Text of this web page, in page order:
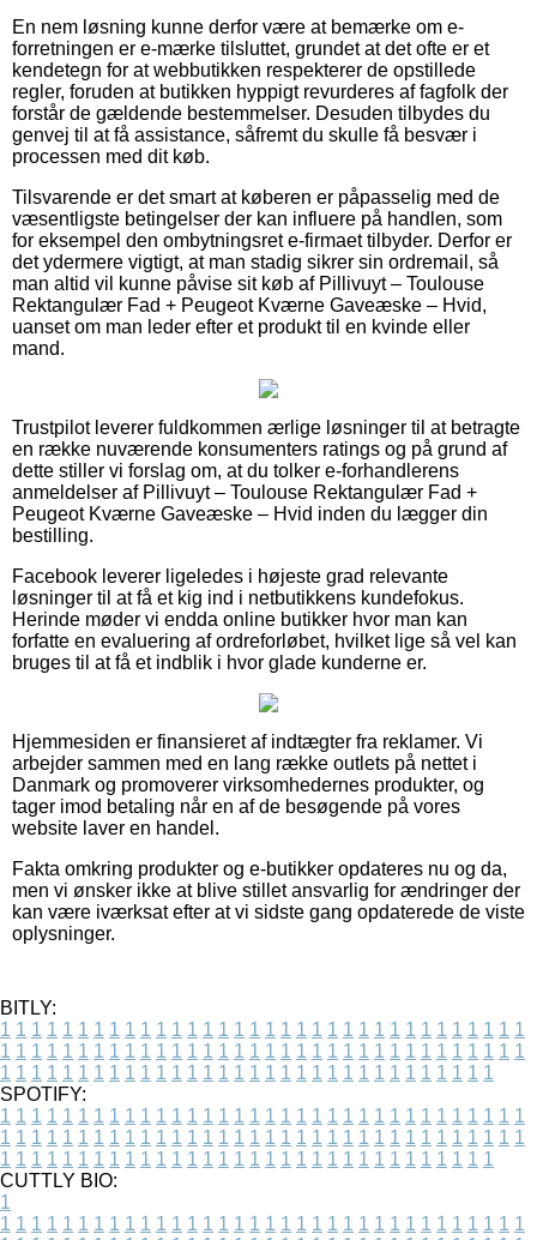
En nem løsning kunne derfor være at bemærke om e-
forretningen er e-mærke tilsluttet, grundet at det ofte er et
kendetegn for at webbutikken respekterer de opstillede
regler, foruden at butikken hyppigt revurderes af fagfolk der
forstår de gældende bestemmelser. Desuden tilbydes du
genvej til at få assistance, såfremt du skulle få besvær i
processen med dit køb.
Tilsvarende er det smart at køberen er påpasselig med de
væsentligste betingelser der kan influere på handlen, som
for eksempel den ombytningsret e-firmaet tilbyder. Derfor er
det ydermere vigtigt, at man stadig sikrer sin ordremail, så
man altid vil kunne påvise sit køb af Pillivuyt – Toulouse
Rektangulær Fad + Peugeot Kværne Gaveæske – Hvid,
uanset om man leder efter et produkt til en kvinde eller
mand.
Trustpilot leverer fuldkommen ærlige løsninger til at betragte
en række nuværende konsumenters ratings og på grund af
dette stiller vi forslag om, at du tolker e-forhandlerens
anmeldelser af Pillivuyt – Toulouse Rektangulær Fad +
Peugeot Kværne Gaveæske – Hvid inden du lægger din
bestilling.
Facebook leverer ligeledes i højeste grad relevante
løsninger til at få et kig ind i netbutikkens kundefokus.
Herinde møder vi endda online butikker hvor man kan
forfatte en evaluering af ordreforløbet, hvilket lige så vel kan
bruges til at få et indblik i hvor glade kunderne er.
Hjemmesiden er finansieret af indtægter fra reklamer. Vi
arbejder sammen med en lang række outlets på nettet i
Danmark og promoverer virksomhedernes produkter, og
tager imod betaling når en af de besøgende på vores
website laver en handel.
Fakta omkring produkter og e-butikker opdateres nu og da,
men vi ønsker ikke at blive stillet ansvarlig for ændringer der
kan være iværksat efter at vi sidste gang opdaterede de viste
oplysninger.
BITLY:
1 1 1 1 1 1 1 1 1 1 1 1 1 1 1 1 1 1 1 1 1 1 1 1 1 1 1 1 1 1 1 1 1 1
1 1 1 1 1 1 1 1 1 1 1 1 1 1 1 1 1 1 1 1 1 1 1 1 1 1 1 1 1 1 1 1 1 1
1 1 1 1 1 1 1 1 1 1 1 1 1 1 1 1 1 1 1 1 1 1 1 1 1 1 1 1 1 1 1 1
SPOTIFY:
1 1 1 1 1 1 1 1 1 1 1 1 1 1 1 1 1 1 1 1 1 1 1 1 1 1 1 1 1 1 1 1 1 1
1 1 1 1 1 1 1 1 1 1 1 1 1 1 1 1 1 1 1 1 1 1 1 1 1 1 1 1 1 1 1 1 1 1
1 1 1 1 1 1 1 1 1 1 1 1 1 1 1 1 1 1 1 1 1 1 1 1 1 1 1 1 1 1 1 1
CUTTLY BIO:
1
1 1 1 1 1 1 1 1 1 1 1 1 1 1 1 1 1 1 1 1 1 1 1 1 1 1 1 1 1 1 1 1 1 1